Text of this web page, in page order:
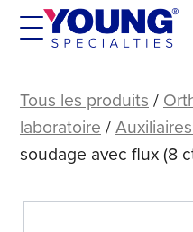
Aller
de
soudage
avec
(8
Tous les produits /
laboratoire /
soudage avec flux (8